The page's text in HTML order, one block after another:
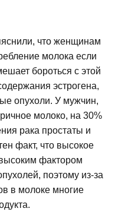
что женщинам
молока если
бороться с этой
эстрогена,
опухоли. У мужчин,
молоко, на 30%
рака простаты и
факт, что высокое
фактором
поэтому из-за
в молоке многие